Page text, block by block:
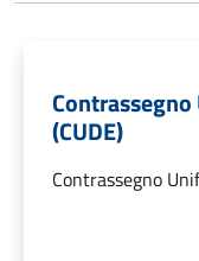
(CUDE)
Contrassegno